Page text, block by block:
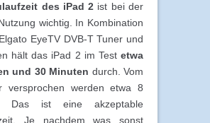
des iPad 2 ist bei der
wichtig. In Kombination
EyeTV DVB-T Tuner und
hält das iPad 2 im Test etwa
und 30 Minuten durch. Vom
versprochen werden etwa 8
Das ist eine akzeptable
Je nachdem was sonst